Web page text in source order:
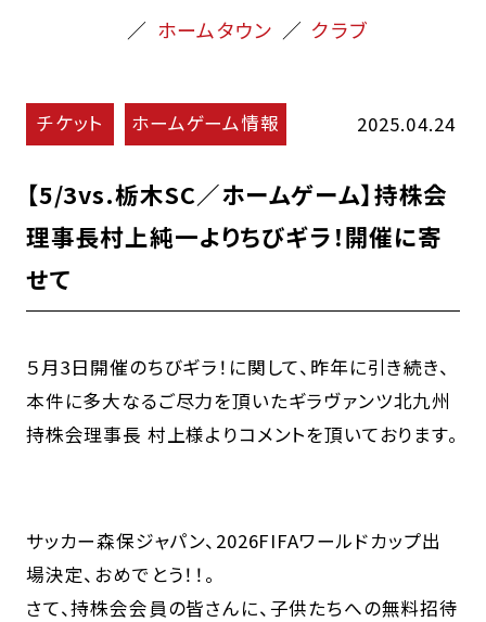
ホームタウン
クラブ
チケット ホームゲーム情報 2025.04.24
【5/3vs.栃木SC／ホームゲーム】持株会
理事長村上純一よりちびギラ！開催に寄
せて
５月3日開催のちびギラ！に関して、昨年に引き続き、
本件に多大なるご尽力を頂いたギラヴァンツ北九州
持株会理事長 村上様よりコメントを頂いております。
サッカー森保ジャパン、2026FIFAワールドカップ出
場決定、おめでとう！！。
さて、持株会会員の皆さんに、子供たちへの無料招待